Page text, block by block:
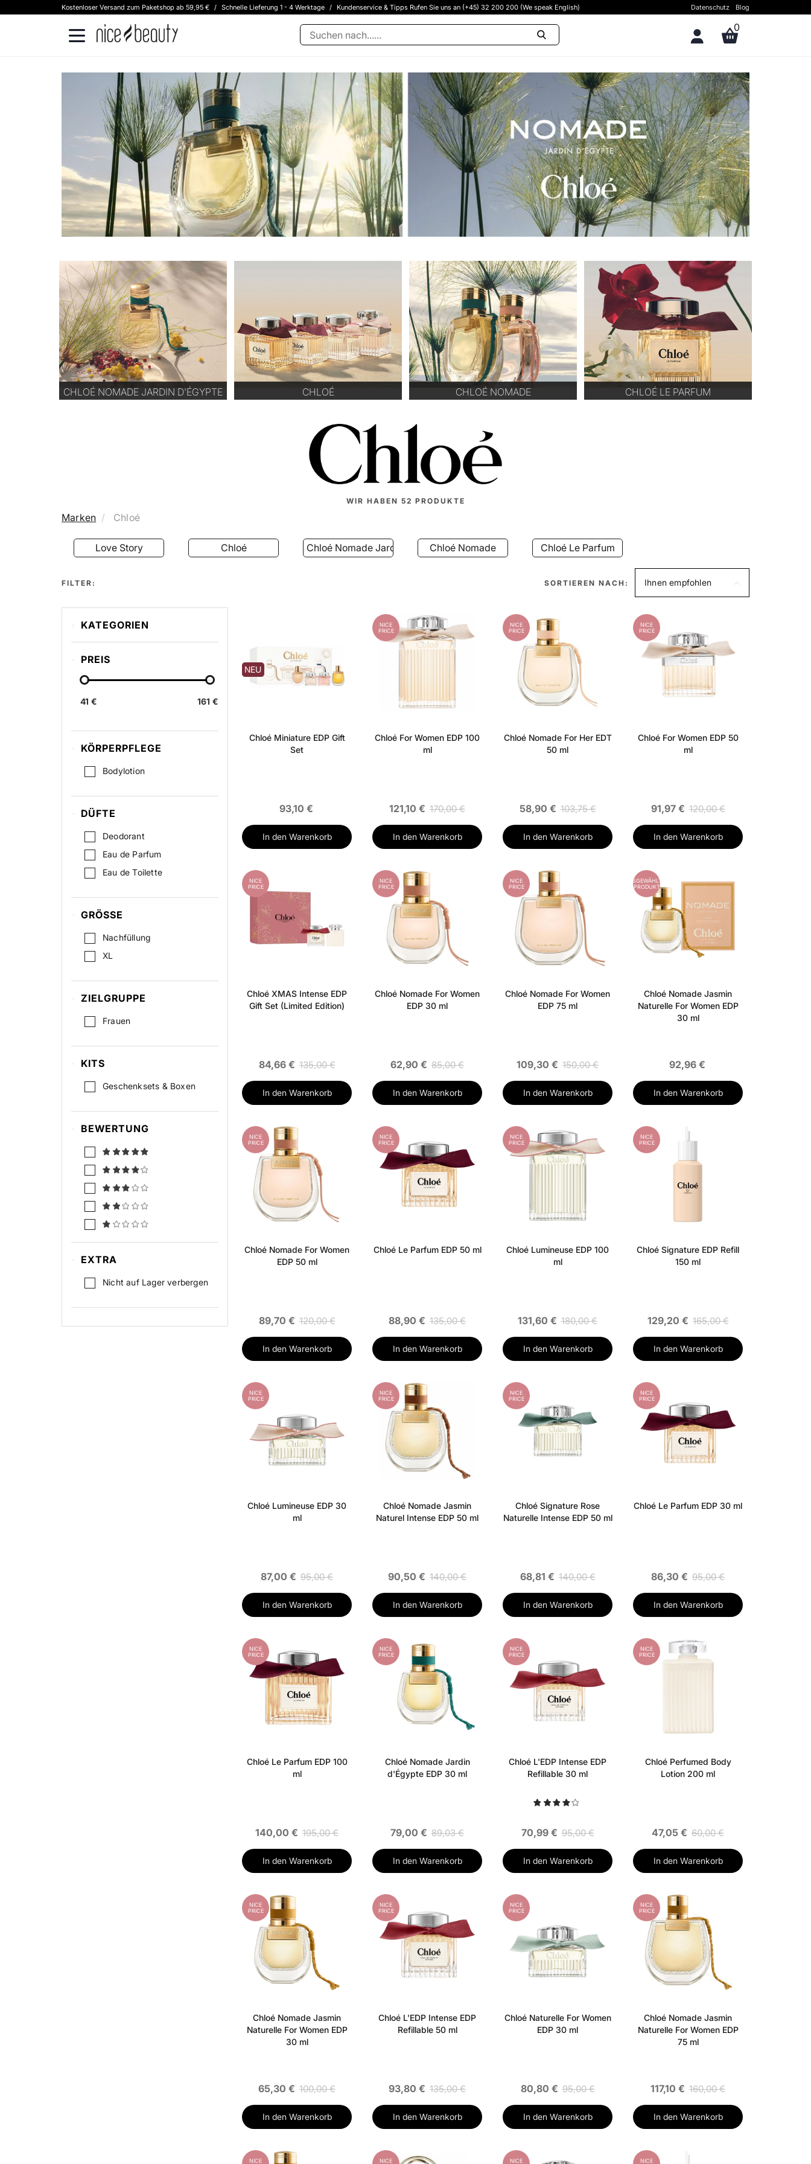
Kostenloser Versand zum Paketshop ab 59,95 € / Schnelle Lieferung 1 - 4 Werktage / Kundenservice & Tipps Rufen Sie uns an (+45) 32 200 200 (We speak English) Datenschutz Blog
0
CHLOÉ NOMADE JARDIN D'ÉGYPTE CHLOÉ CHLOÉ NOMADE CHLOÉ LE PARFUM
WIR HABEN 52 PRODUKTE
Marken Chloé
Love Story Chloé Chloé Nomade Jardin d'ÉgypteChloé Nomade Chloé Le Parfum
FILTER: Ihnen empfohlen
SORTIEREN NACH:
KATEGORIEN
Love Story
Chloé
Chloé Nomade Jardin
Chloé Le Parfum
PREIS
41 € 161 €
KÖRPERPFLEGE
Bodylotion
DÜFTE
Deodorant
Eau de Parfum
Eau de Toilette
GRÖSSE
Nachfüllung
XL
ZIELGRUPPE
Frauen
KITS
Geschenksets & Boxen
BEWERTUNG
EXTRA
Nicht auf Lager verbergen
NEU
Chloé Miniature EDP Gift
Set
93,10 €
In den Warenkorb
NICE
PRICE
Chloé For Women EDP 100
ml
121,10 € 170,00 €
In den Warenkorb
NICE
PRICE
Chloé Nomade For Her EDT
50 ml
58,90 € 103,75 €
In den Warenkorb
NICE
PRICE
Chloé For Women EDP 50
ml
91,97 € 120,00 €
In den Warenkorb
NICE
PRICE
Chloé XMAS Intense EDP
Gift Set (Limited Edition)
84,66 € 135,00 €
In den Warenkorb
NICE
PRICE
Chloé Nomade For Women
EDP 30 ml
62,90 € 85,00 €
In den Warenkorb
NICE
PRICE
Chloé Nomade For Women
EDP 75 ml
109,30 € 150,00 €
In den Warenkorb
AUSGEWÄHLTES
PRODUKT
Chloé Nomade Jasmin
Naturelle For Women EDP
30 ml
92,96 €
In den Warenkorb
NICE
PRICE
Chloé Nomade For Women
EDP 50 ml
89,70 € 120,00 €
In den Warenkorb
NICE
PRICE
Chloé Le Parfum EDP 50 ml
88,90 € 135,00 €
In den Warenkorb
NICE
PRICE
Chloé Lumineuse EDP 100
ml
131,60 € 180,00 €
In den Warenkorb
NICE
PRICE
Chloé Signature EDP Refill
150 ml
129,20 € 165,00 €
In den Warenkorb
NICE
PRICE
Chloé Lumineuse EDP 30
ml
87,00 € 95,00 €
In den Warenkorb
NICE
PRICE
Chloé Nomade Jasmin
Naturel Intense EDP 50 ml
90,50 € 140,00 €
In den Warenkorb
NICE
PRICE
Chloé Signature Rose
Naturelle Intense EDP 50 ml
68,81 € 140,00 €
In den Warenkorb
NICE
PRICE
Chloé Le Parfum EDP 30 ml
86,30 € 95,00 €
In den Warenkorb
NICE
PRICE
Chloé Le Parfum EDP 100
ml
140,00 € 195,00 €
In den Warenkorb
NICE
PRICE
Chloé Nomade Jardin
d'Égypte EDP 30 ml
79,00 € 89,03 €
In den Warenkorb
NICE
PRICE
Chloé L'EDP Intense EDP
Refillable 30 ml
70,99 € 95,00 €
In den Warenkorb
NICE
PRICE
Chloé Perfumed Body
Lotion 200 ml
47,05 € 60,00 €
In den Warenkorb
NICE
PRICE
Chloé Nomade Jasmin
Naturelle For Women EDP
30 ml
65,30 € 100,00 €
In den Warenkorb
NICE
PRICE
Chloé L'EDP Intense EDP
Refillable 50 ml
93,80 € 135,00 €
In den Warenkorb
NICE
PRICE
Chloé Naturelle For Women
EDP 30 ml
80,80 € 95,00 €
In den Warenkorb
NICE
PRICE
Chloé Nomade Jasmin
Naturelle For Women EDP
75 ml
117,10 € 160,00 €
In den Warenkorb
NICE
NICE
NICE
NICE